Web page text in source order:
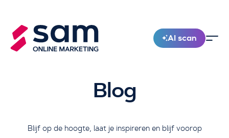
Nieuw! AI scan
Blog
Blijf op de hoogte, laat je inspireren en blijf voorop